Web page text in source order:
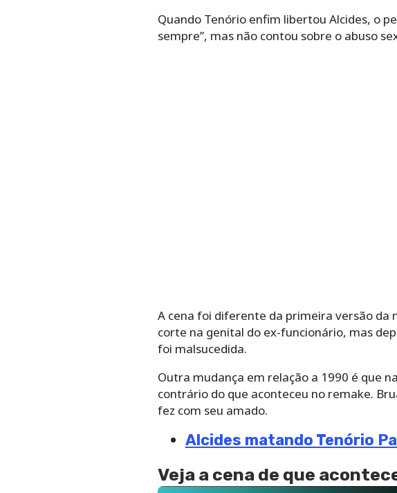
Quando Tenório enfim libertou Alcides, o
sempre”, mas não contou sobre o abuso
A cena foi diferente da primeira versão da
corte na genital do ex-funcionário, mas
foi malsucedida.
Outra mudança em relação a 1990 é que
contrário do que aconteceu no remake.
fez com seu amado.
Alcides matando Tenório
Veja a cena de que